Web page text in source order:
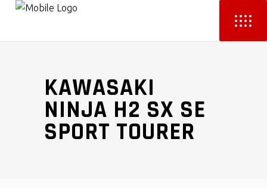
KAWASAKI
NINJA H2 SX SE
SPORT TOURER